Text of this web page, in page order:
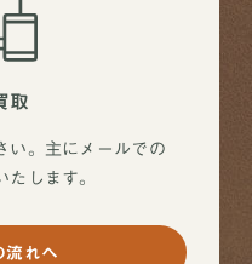
取
い。主にメールでの
します。
流れへ